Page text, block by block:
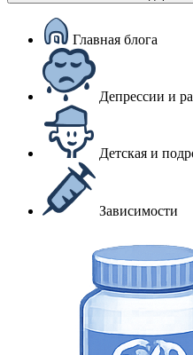
Главная блога
Депрессии и
Детская и
Зависимости